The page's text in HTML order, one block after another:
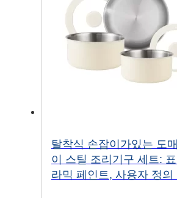
탈착식 손잡이가있는 도
이 스틸 조리기구 세트:
라믹 페인트, 사용자 정의